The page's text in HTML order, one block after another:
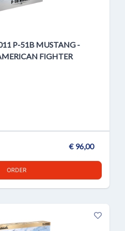
P-51B MUSTANG -
FIGHTER
€ 96,00
ORDER